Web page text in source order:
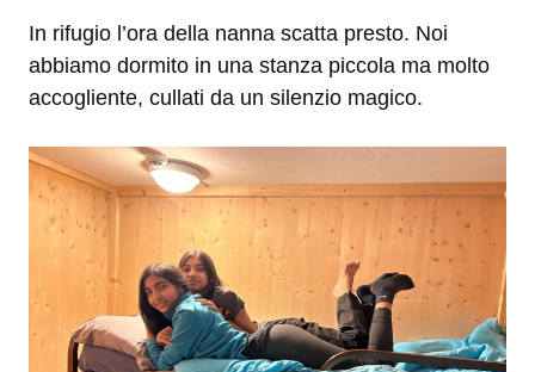
In rifugio l’ora della nanna scatta presto. Noi
abbiamo dormito in una stanza piccola ma molto
accogliente, cullati da un silenzio magico.